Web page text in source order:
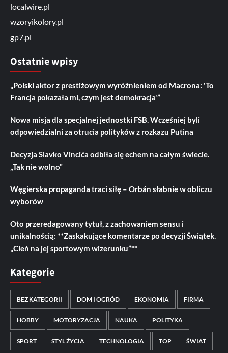
localwire.pl
wzoryikolory.pl
gp7.pl
Ostatnie wpisy
„Polski aktor z prestiżowym wyróżnieniem od Macrona: 'To
Francja pokazała mi, czym jest demokracja'”
Nowa misja dla specjalnej jednostki FSB. Wcześniej byli
odpowiedzialni za otrucia polityków z rozkazu Putina
Decyzja Slavko Vincića odbiła się echem na całym świecie.
„Tak nie wolno”
Węgierska propaganda traci siłę – Orbán słabnie w obliczu
wyborów
Oto przeredagowany tytuł, z zachowaniem sensu i
unikalnością: **Zaskakujące komentarze po decyzji Świątek.
„Cień na jej sportowym wizerunku”**
Kategorie
BEZ KATEGORII DOM I OGRÓD EKONOMIA FIRMA
HOBBY MOTORYZACJA NAUKA POLITYKA
SPORT STYL ŻYCIA TECHNOLOGIA TOP ŚWIAT